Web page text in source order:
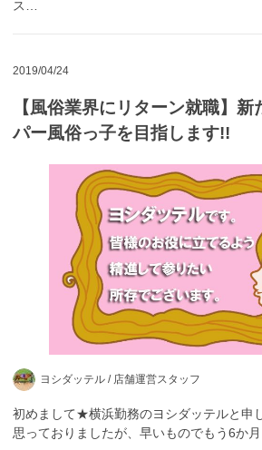
ス…
2019/04/24
【風俗業界にリターン就職】
パー風俗っ子を目指します!!
ヨシダッテル / 店舗運営スタッフ
初めまして★横浜勤務のヨシダッテルと申
思っておりましたが、早いものでもう6か